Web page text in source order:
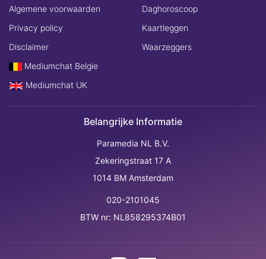
Algemene voorwaarden
Privacy policy
Disclaimer
Mediumchat Belgie
Mediumchat UK
Daghoroscoop
Kaartleggen
Waarzeggers
Belangrijke Informatie
Paramedia NL B.V.
Zekeringstraat 17 A
1014 BM Amsterdam
020-2101045
BTW nr: NL858295374B01